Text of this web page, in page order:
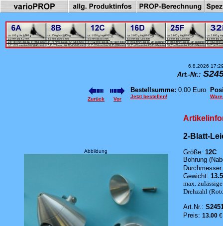
6.8.2026
Art.-Nr.:
Zurück Vor
Bestellsumme: 0.00 Euro
Jetzt bestellen!
Abbildung
2-Blatt-
Größe: 12C
Bohrung
Gewicht:
max. zulässige
Drehzahl
Art.Nr.:
Preis: 13.00 €